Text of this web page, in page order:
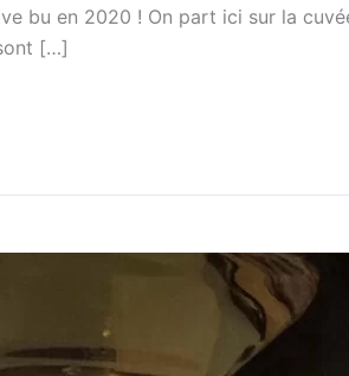
bu en 2020 ! On part ici sur la
[…]